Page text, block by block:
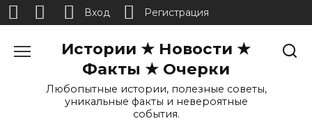
Истории ★ Новости ★
Факты ★ Очерки
Любопытные истории, полезные советы,
уникальные факты и невероятные
события.
Вход Регистрация